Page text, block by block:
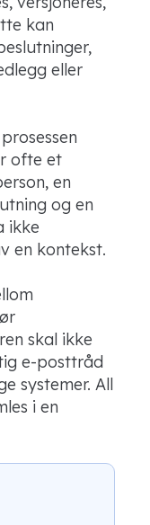
kan
eller
ofte et
en
og en
ikke
en kontekst.
skal ikke
e-posttråd
systemer. All
i en